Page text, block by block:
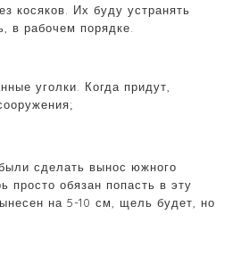
косяков. Их буду устранять
в рабочем порядке.
уголки. Когда придут,
сделать вынос южного
просто обязан попасть в эту
на 5-10 см, щель будет, но